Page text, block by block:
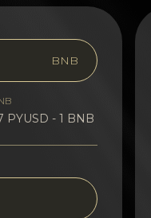
BNB
PYUSD - 1 BNB